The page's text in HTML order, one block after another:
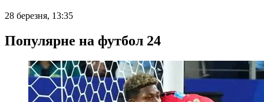
28 березня, 13:35
Популярне на футбол 24